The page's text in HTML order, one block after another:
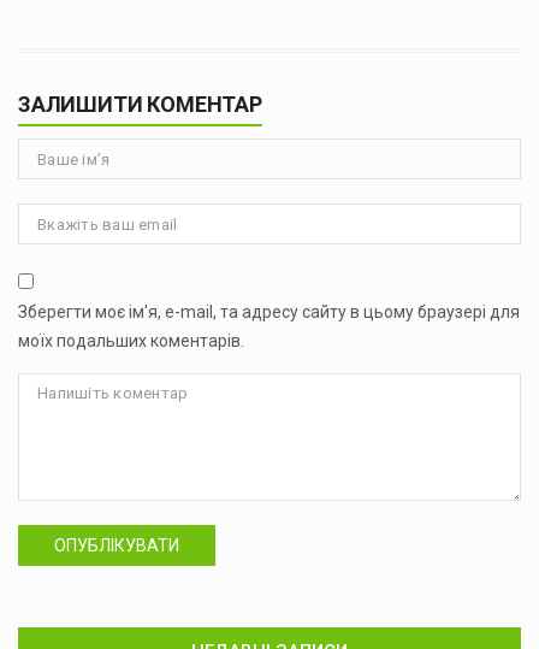
ЗАЛИШИТИ КОМЕНТАР
Зберегти моє ім'я, e-mail, та адресу сайту в цьому браузері для
моїх подальших коментарів.
ОПУБЛІКУВАТИ